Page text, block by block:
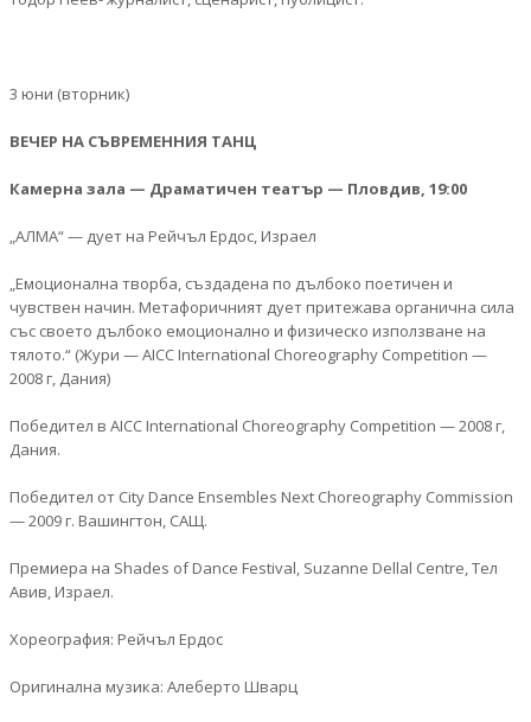
3 юни (вторник)
ВЕЧЕР НА СЪВРЕМЕННИЯ ТАНЦ
Камерна зала — Драматичен театър — Пловдив, 19:00
„AЛМА“ — дует на Рейчъл Ердос, Израел
„Eмоционална творба, създадена по дълбоко поетичен и
чувствен начин. Метафоричният дует притежава органичнa сила
със своето дълбоко емоционално и физическо използване на
тялото.“ (Жури — AICC International Choreography Competition —
2008 г, Дания)
Победител в AICC International Choreography Competition — 2008 г,
Дания.
Победител от City Dance Ensembles Next Choreography Commission
— 2009 г. Вашингтон, САЩ.
Премиера на Shades of Dance Festival, Suzanne Dellal Centre, Тел
Авив, Израел.
Хореография: Рейчъл Ердос
Оригинална музика: Алеберто Шварц